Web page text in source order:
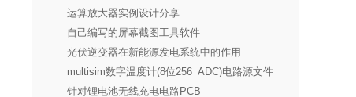
运算放大器实例设计分享
自己编写的屏幕截图工具软件
光伏逆变器在新能源发电系统中的作用
multisim数字温度计(8位256_ADC)电路源文件
针对锂电池无线充电电路PCB